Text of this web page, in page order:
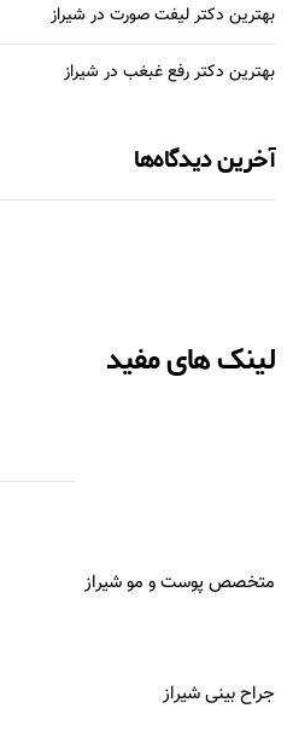
بهترین دکتر لیفت صورت در شیراز
بهترین دکتر رفع غبغب در شیراز
آخرین دیدگاه‌ها
لینک های مفید
متخصص پوست و مو شیراز
جراح بینی شیراز